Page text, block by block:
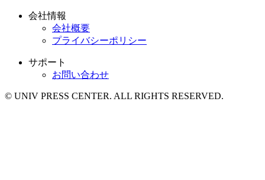
会社情報
会社概要
プライバシーポリシー
サポート
お問い合わせ
© UNIV PRESS CENTER. ALL RIGHTS RESERVED.